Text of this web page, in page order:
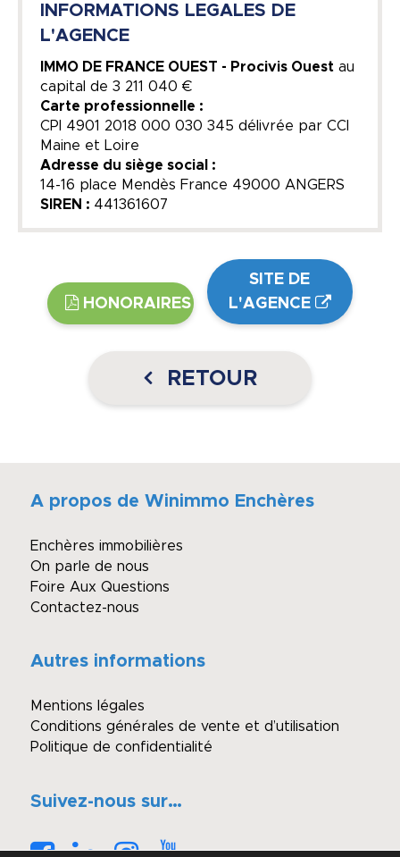
INFORMATIONS LEGALES DE
L'AGENCE
IMMO DE FRANCE OUEST - Procivis Ouest au
capital de 3 211 040 €
Carte professionnelle :
CPI 4901 2018 000 030 345 délivrée par CCI
Maine et Loire
Adresse du siège social :
14-16 place Mendès France 49000 ANGERS
SIREN : 441361607
HONORAIRES
SITE DE
L'AGENCE
RETOUR
A propos de Winimmo Enchères
Enchères immobilières
On parle de nous
Foire Aux Questions
Contactez-nous
Autres informations
Mentions légales
Conditions générales de vente et d’utilisation
Politique de confidentialité
Suivez-nous sur…